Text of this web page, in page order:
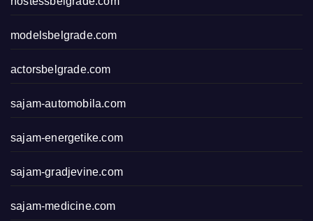
modelsbelgrade.com
actorsbelgrade.com
sajam-automobila.com
sajam-energetike.com
sajam-gradjevine.com
sajam-medicine.com